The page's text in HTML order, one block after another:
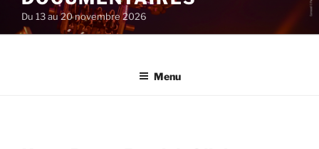
Du 13 au 20 novembre 2026
Menu